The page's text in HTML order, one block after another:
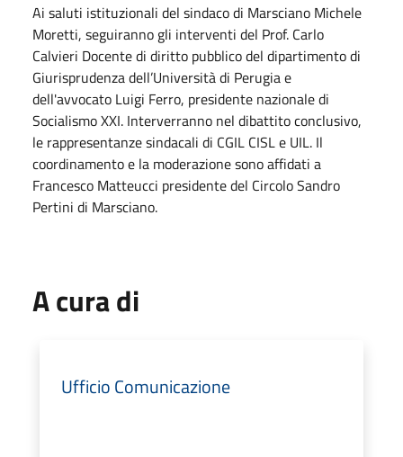
Ai saluti istituzionali del sindaco di Marsciano Michele
Moretti, seguiranno gli interventi del Prof. Carlo
Calvieri Docente di diritto pubblico del dipartimento di
Giurisprudenza dell’Università di Perugia e
dell'avvocato Luigi Ferro, presidente nazionale di
Socialismo XXI. Interverranno nel dibattito conclusivo,
le rappresentanze sindacali di CGIL CISL e UIL. Il
coordinamento e la moderazione sono affidati a
Francesco Matteucci presidente del Circolo Sandro
Pertini di Marsciano.
A cura di
Ufficio Comunicazione